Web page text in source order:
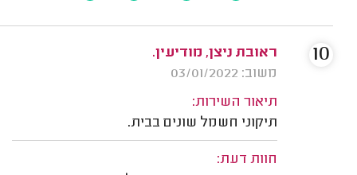
ראובת ניצן, מודיעין.
משוב: 03/01/2022
תיאור השירות:
תיקוני חשמל שונים בבית.
חוות דעת:
10